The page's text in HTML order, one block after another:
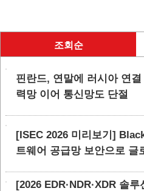
조회순
핀란드, 연말에 러시아 연
력망 이어 통신망도 단절
[ISEC 2026 미리보기]
트웨어 공급망 보안으로 글
[2026 EDR·NDR·XDR 솔